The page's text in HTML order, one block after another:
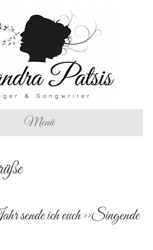
Menü
sende ich euch >>Singende